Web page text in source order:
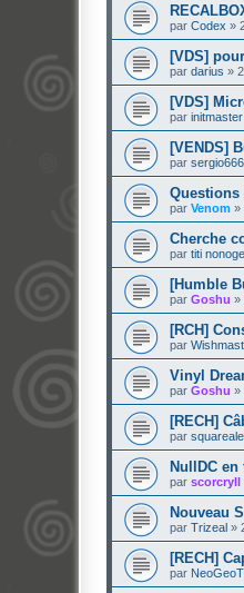
par Codex »
[VDS]
par darius »
[VDS]
par initmaster
[VENDS]
par sergio666
Questions
par Venom »
Cherche
par titi nonoge
[Humble
par Goshu »
[RCH]
par
Vinyl
par Goshu »
[RECH]
par
NullDC en
par scorcryll
Nouveau
par Trizeal »
[RECH]
par